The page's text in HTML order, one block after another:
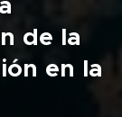
de la
en la